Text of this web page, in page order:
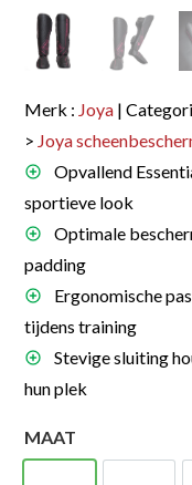
Merk : Joya |
> Joya
Opvallend
sportieve look
Optimale
padding
Ergonomische
tijdens training
Stevige sluiting
hun plek
MAAT